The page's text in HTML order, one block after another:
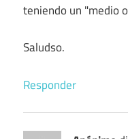
teniendo un "medio
Saludso.
Responder